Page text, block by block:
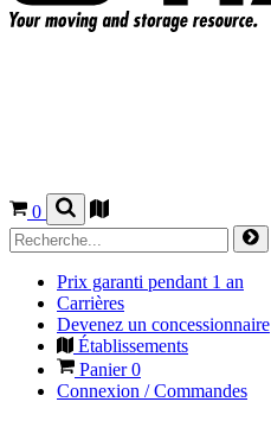
0
Prix garanti pendant 1 an
Carrières
Devenez un concessionnaire
Établissements
Panier0
Connexion / Commandes